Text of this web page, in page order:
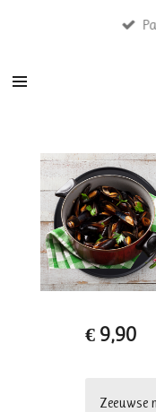
de
€ 9,90
Zeeuwse